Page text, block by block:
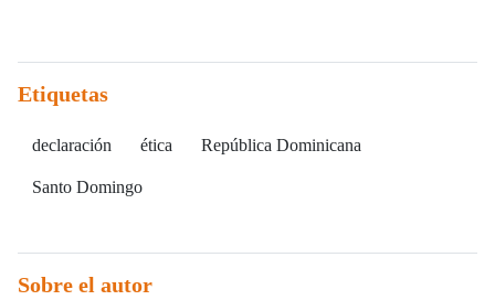
Etiquetas
declaración ética República Dominicana
Santo Domingo
Sobre el autor